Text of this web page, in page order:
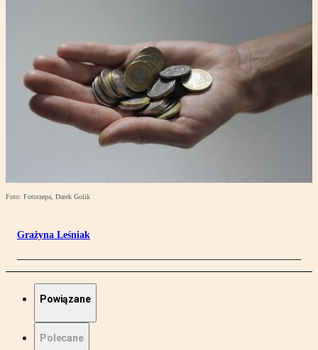
Foto: Fotorzepa, Darek Golik
Grażyna Leśniak
Powiązane
Polecane